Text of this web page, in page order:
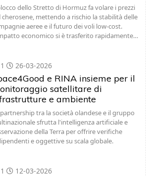
dello Stretto di Hormuz fa volare i prezzi
cherosene, mettendo a rischio la stabilità delle
aeree e il futuro dei voli low-cost.
economico si è trasferito rapidamente…
1 26-03-2026
e RINA insieme per il
satellitare di
e ambiente
tra la società olandese e il gruppo
sfrutta l'intelligenza artificiale e
della Terra per offrire verifiche
e oggettive su scala globale.
1 12-03-2026